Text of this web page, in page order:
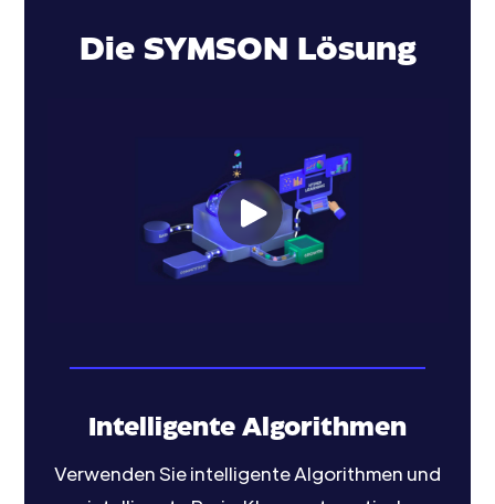
Die SYMSON Lösung
Intelligente Algorithmen
Verwenden Sie intelligente Algorithmen und